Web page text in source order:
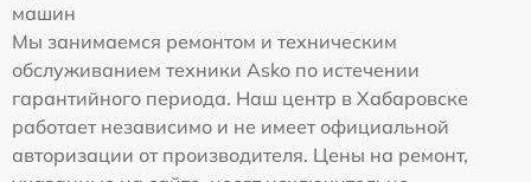
машин
Мы занимаемся ремонтом и техническим
обслуживанием техники Asko по истечении
гарантийного периода. Наш центр в Хабаровске
работает независимо и не имеет официальной
авторизации от производителя. Цены на ремонт,